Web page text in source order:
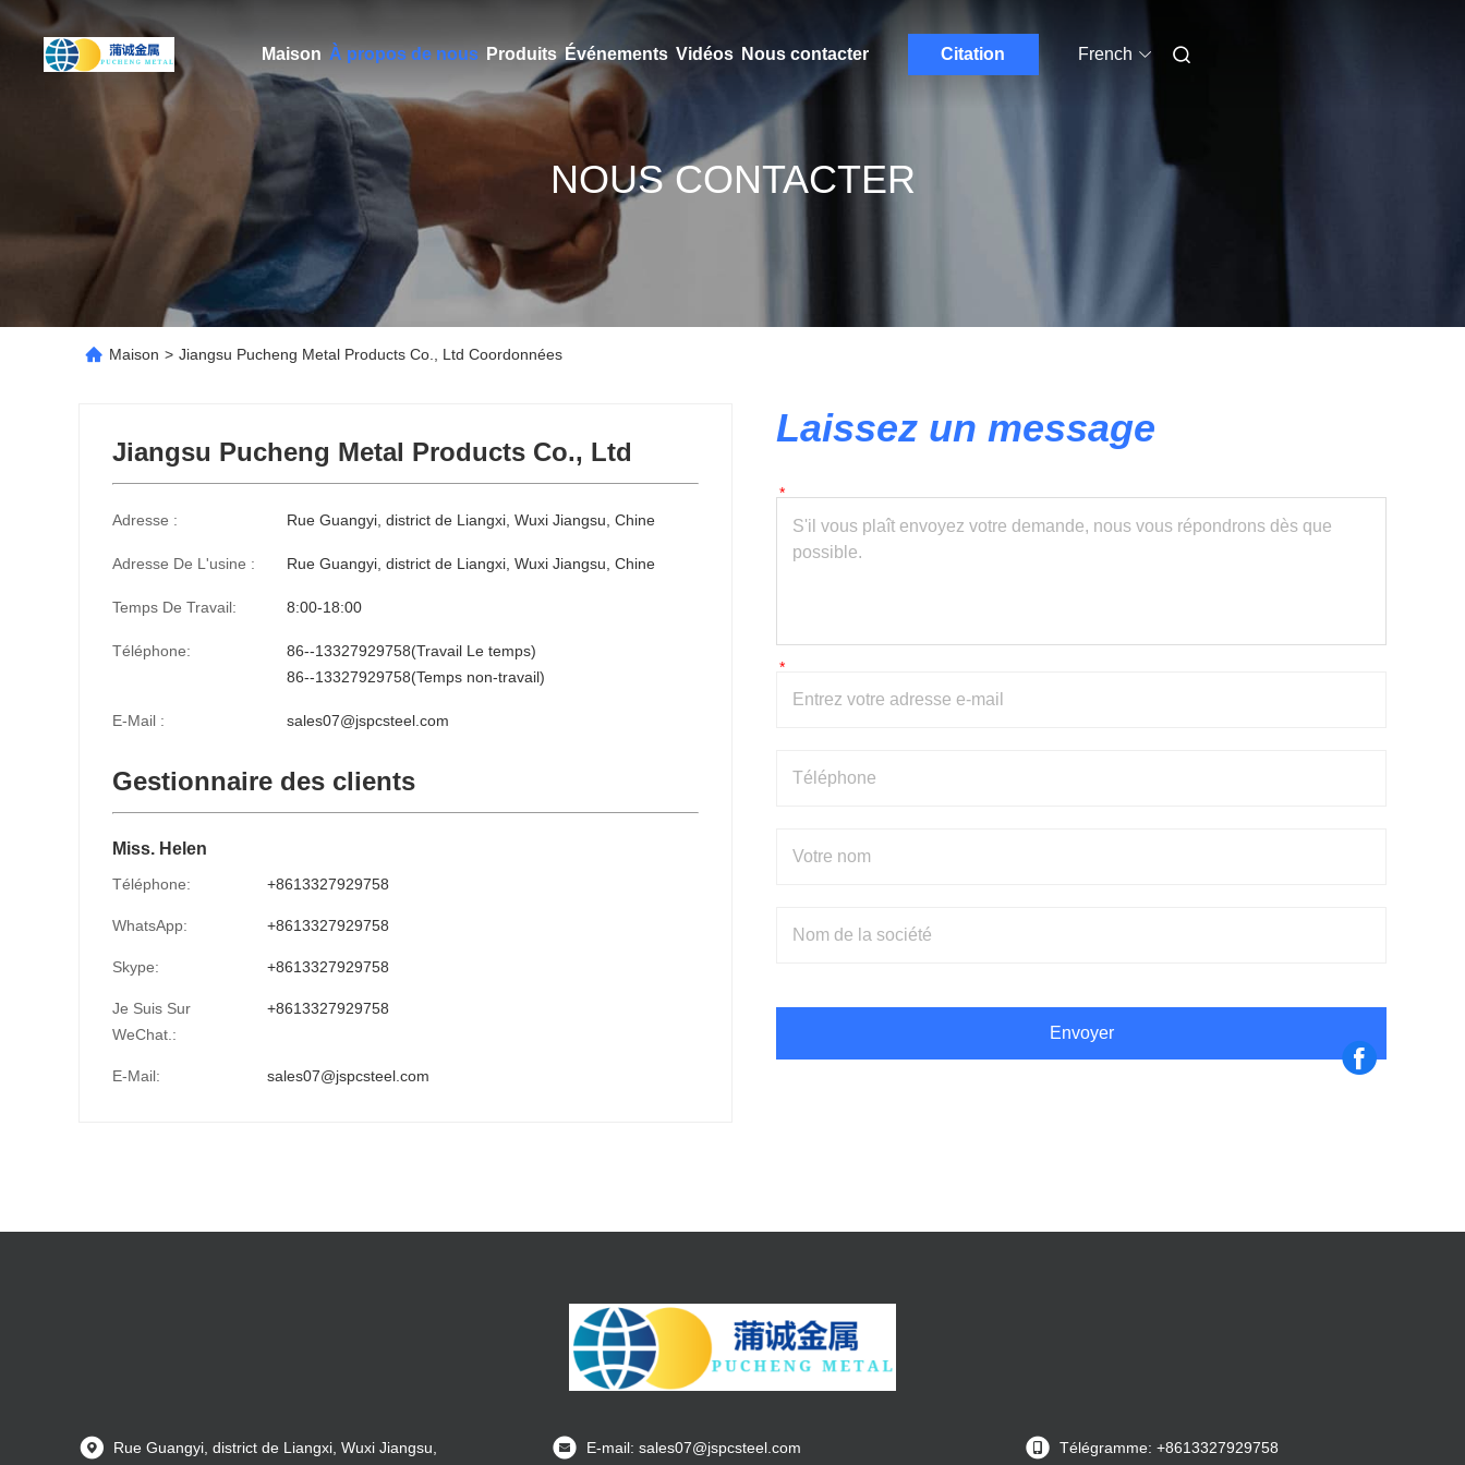
Maison À propos de nous Produits Événements Vidéos Nous contacter Citation French
NOUS CONTACTER
Maison > Jiangsu Pucheng Metal Products Co., Ltd Coordonnées
Jiangsu Pucheng Metal Products Co., Ltd
Adresse : Rue Guangyi, district de Liangxi, Wuxi Jiangsu, Chine
Adresse De L'usine : Rue Guangyi, district de Liangxi, Wuxi Jiangsu, Chine
Temps De Travail: 8:00-18:00
Téléphone:
86--13327929758(Travail Le temps)
86--13327929758(Temps non-travail)
E-Mail : sales07@jspcsteel.com
Gestionnaire des clients
Miss. Helen
Téléphone: +8613327929758
WhatsApp: +8613327929758
Skype: +8613327929758
Je Suis Sur
WeChat.:
+8613327929758
E-Mail: sales07@jspcsteel.com
Laissez un message
Envoyer
Rue Guangyi, district de Liangxi, Wuxi Jiangsu, E-mail: sales07@jspcsteel.com Télégramme: +8613327929758